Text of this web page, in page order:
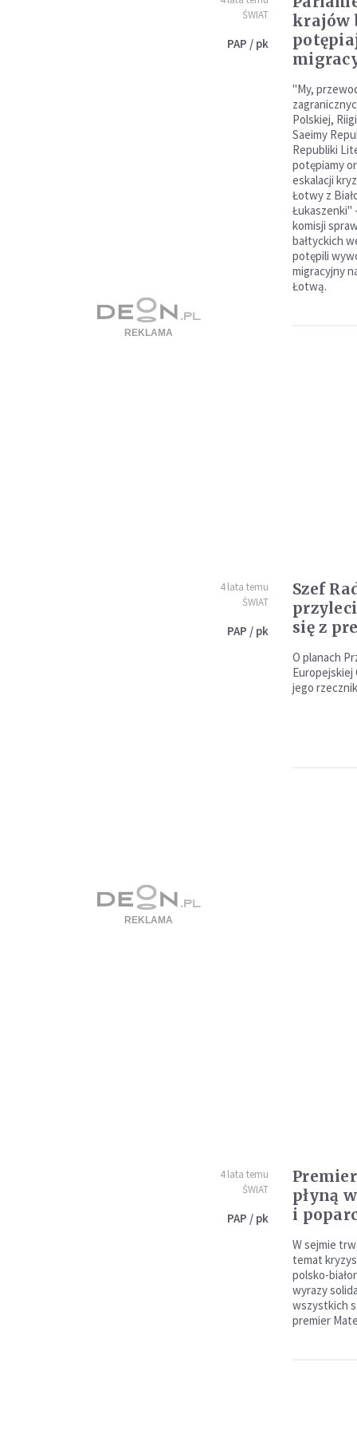
ŚWIAT
PAP / pk
krajów
"My,
Polskiej,
Saeimy
Republiki
potępiamy
eskalacji
Łotwy z
Łukaszenki"
komisji
bałtyckich
potępili
migracyjny
Łotwą.
4 lata temu
ŚWIAT
PAP / pk
Szef
się z
O planach
Europejskiej
jego
4 lata temu
ŚWIAT
PAP / pk
płyną
i
W sejmie
temat
polsko-
wyrazy
wszystkich
premier